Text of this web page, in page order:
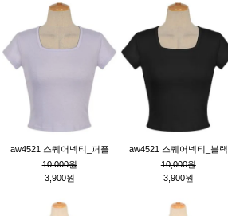
aw4521 스퀘어넥티_퍼플
10,000원
3,900원
aw4521 스퀘어넥티_블랙
10,000원
3,900원